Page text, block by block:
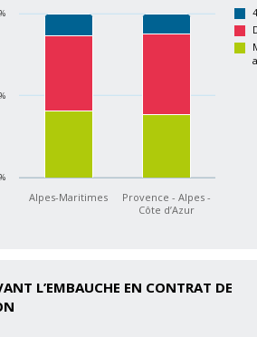
Alpes-Maritimes
Provence - Alpes -
Côte d’Azur
L’EMBAUCHE EN CONTRAT DE